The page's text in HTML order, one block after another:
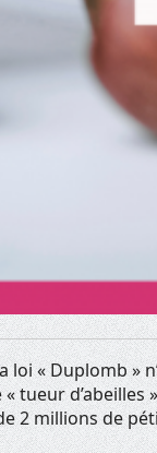
loi « Duplomb
« tueur
2 millions de